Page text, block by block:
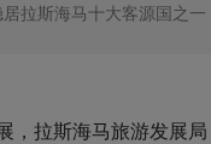
拉斯海马十大客源国之一
，拉斯海马旅游发展